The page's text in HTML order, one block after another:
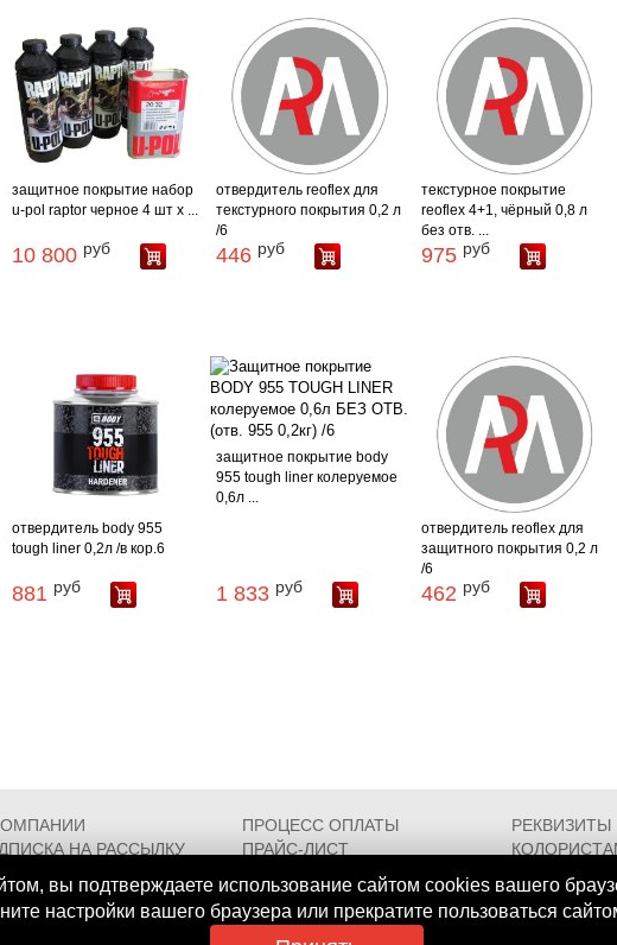
защитное покрытие набор
u-pol raptor черное 4 шт х ...
10 800 руб
отвердитель reoflex для
текстурного покрытия 0,2 л
/6
446 руб
текстурное покрытие
reoflex 4+1, чёрный 0,8 л
без отв. ...
975 руб
отвердитель body 955
tough liner 0,2л /в кор.6
881 руб
защитное покрытие body
955 tough liner колеруемое
0,6л ...
1 833 руб
отвердитель reoflex для
защитного покрытия 0,2 л
/6
462 руб
вы подтверждаете использование сайтом cookies вашего
настройки вашего браузера или прекратите пользоваться
ПРОЦЕСС ОПЛАТЫ
РЕКВИЗИТЫ
НА РАССЫЛКУ
ПРАЙС-ЛИСТ
ПРОЕЗДА